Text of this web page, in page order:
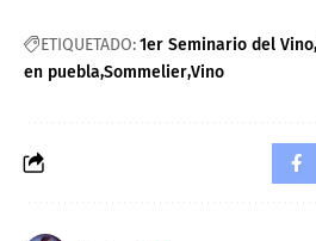
ETIQUETADO:1er Seminario del Vino
en puebla SommelierVino